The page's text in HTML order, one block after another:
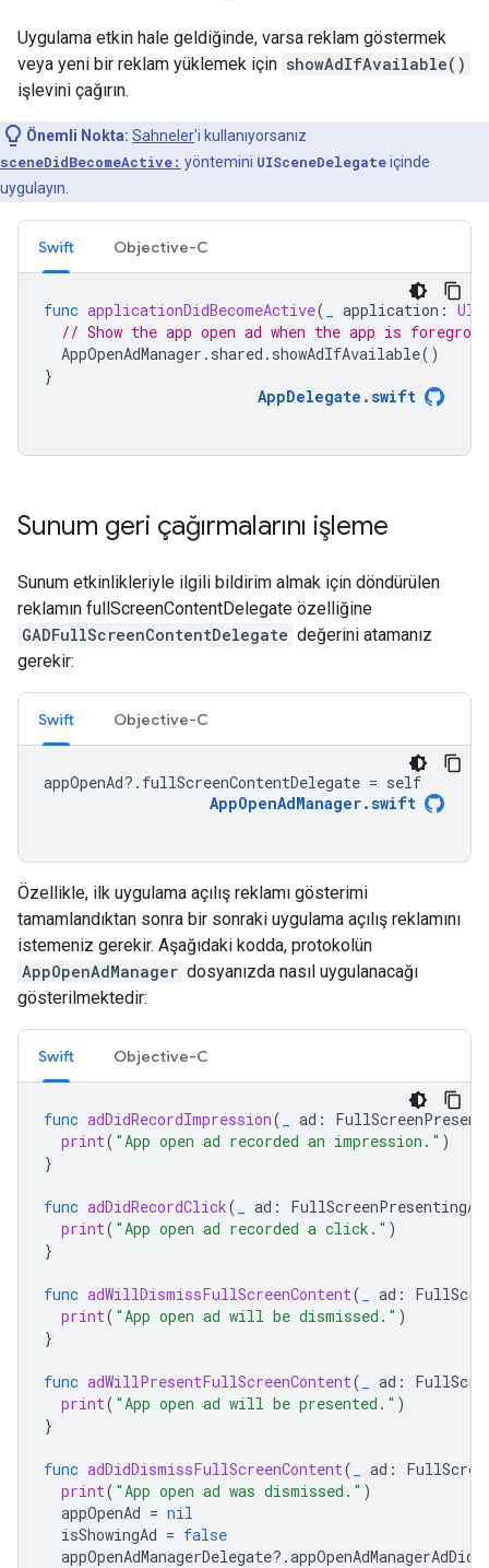
Uygulama etkin hale geldiğinde, varsa reklam göstermek
veya yeni bir reklam yüklemek için showAdIfAvailable()
işlevini çağırın.
Önemli Nokta: Sahneler'i kullanıyorsanız
sceneDidBecomeActive: yöntemini UISceneDelegateiçinde
uygulayın.
Swift Objective-C
func applicationDidBecomeActive( application :
// Show the app open ad when the app is
AppOpenAdManager . shared . showAdIfAvailable()
}
AppDelegate .swift
Sunum geri çağırmalarını işleme
Sunum etkinlikleriyle ilgili bildirim almak için döndürülen
reklamın fullScreenContentDelegate özelliğine
GADFullScreenContentDelegate değerini atamanız
gerekir:
Swift Objective-C
appOpenAd?. fullScreenContentDelegate = self
AppOpenAdManager.swift
Özellikle, ilk uygulama açılış reklamı gösterimi
tamamlandıktan sonra bir sonraki uygulama açılış reklamını
istemeniz gerekir. Aşağıdaki kodda, protokolün
AppOpenAdManager dosyanızda nasıl uygulanacağı
gösterilmektedir:
Swift Objective-C
func adDidRecordImpression( ad :
print( "App open ad recorded an impression." )
}
func adDidRecordClick( ad : FullScreenPresentingAd
print( "App open ad recorded a click." )
}
func adWillDismissFullScreenContent( ad :
print( "App open ad will be dismissed." )
}
func adWillPresentFullScreenContent( ad :
print( "App open ad will be presented." )
}
func adDidDismissFullScreenContent( ad :
print( "App open ad was dismissed." )
appOpenAd = nil
isShowingAd = false
appOpenAdManagerDelegate?.